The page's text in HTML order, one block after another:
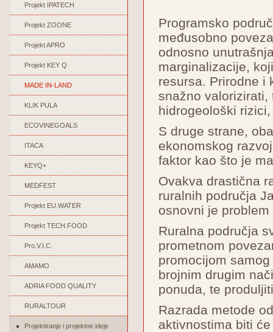
Projekt IPATECH
Projekt ZOONE
Projekt APRO
Projekt KEY Q
MADE IN-LAND
KLIK PULA
ECOVINEGOALS
ITACA
KEYQ+
MEDFEST
Projekt EU.WATER
Projekt TECH.FOOD
Pro.V.I.C.
AMAMO
ADRIA FOOD QUALITY
RURALTOUR
Projektiranje i projektne ideje
Programsko
međusobno
odnosno
marginalizacije,
resursa. Prirodne i
snažno valorizirati,
hidrogeološki
S druge strane,
ekonomskog
faktor kao što je
Ovakva drastična
ruralnih područja
osnovni je
Ruralna područja
prometnom
promocijom
brojnim drugim
ponuda, te
Razrada metode
aktivnostima biti